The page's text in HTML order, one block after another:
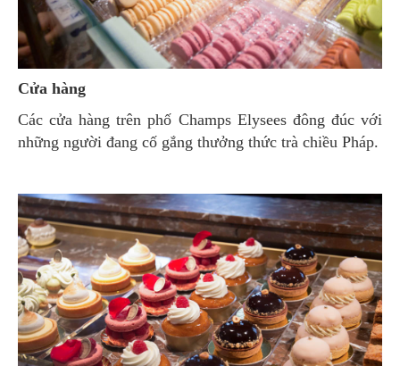
Cửa hàng
Các cửa hàng trên phố Champs Elysees đông đúc với
những người đang cố gắng thưởng thức trà chiều Pháp.